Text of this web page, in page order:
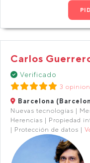
Carlos
Verificado
3
Barcelona
Nuevas tecnologías |
Herencias | Propiedad
| Protección de datos |